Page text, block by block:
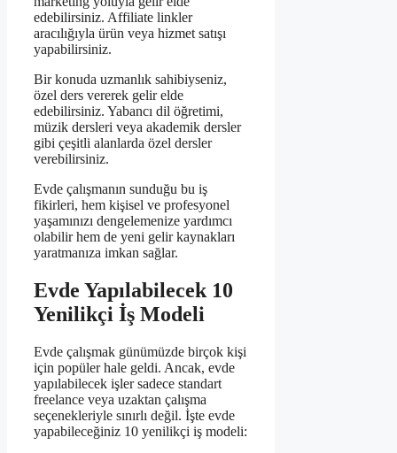
edebilirsiniz. Affiliate linkler
aracılığıyla ürün veya hizmet satışı
yapabilirsiniz.
Bir konuda uzmanlık sahibiyseniz,
özel ders vererek gelir elde
edebilirsiniz. Yabancı dil öğretimi,
müzik dersleri veya akademik dersler
gibi çeşitli alanlarda özel dersler
verebilirsiniz.
Evde çalışmanın sunduğu bu iş
fikirleri, hem kişisel ve profesyonel
yaşamınızı dengelemenize yardımcı
olabilir hem de yeni gelir kaynakları
yaratmanıza imkan sağlar.
Evde Yapılabilecek 10
Yenilikçi İş Modeli
Evde çalışmak günümüzde birçok kişi
için popüler hale geldi. Ancak, evde
yapılabilecek işler sadece standart
freelance veya uzaktan çalışma
seçenekleriyle sınırlı değil. İşte evde
yapabileceğiniz 10 yenilikçi iş modeli: